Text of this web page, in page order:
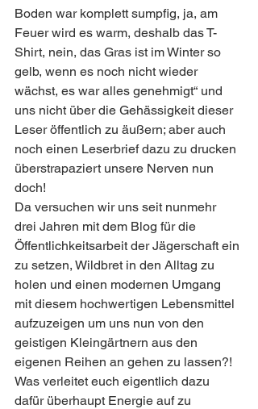
Boden war komplett sumpfig, ja, am
Feuer wird es warm, deshalb das T-
Shirt, nein, das Gras ist im Winter so
gelb, wenn es noch nicht wieder
wächst, es war alles genehmigt“ und
uns nicht über die Gehässigkeit dieser
Leser öffentlich zu äußern; aber auch
noch einen Leserbrief dazu zu drucken
überstrapaziert unsere Nerven nun
doch!
Da versuchen wir uns seit nunmehr
drei Jahren mit dem Blog für die
Öffentlichkeitsarbeit der Jägerschaft ein
zu setzen, Wildbret in den Alltag zu
holen und einen modernen Umgang
mit diesem hochwertigen Lebensmittel
aufzuzeigen um uns nun von den
geistigen Kleingärtnern aus den
eigenen Reihen an gehen zu lassen?!
Was verleitet euch eigentlich dazu
dafür überhaupt Energie auf zu